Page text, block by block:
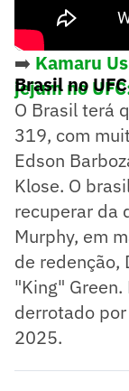
➡️ Kamaru
jejum no
Brasil no
O Brasil terá
319, com
Edson
Klose. O
recuperar da
Murphy, em
de redenção,
"King"
derrotado
2025.